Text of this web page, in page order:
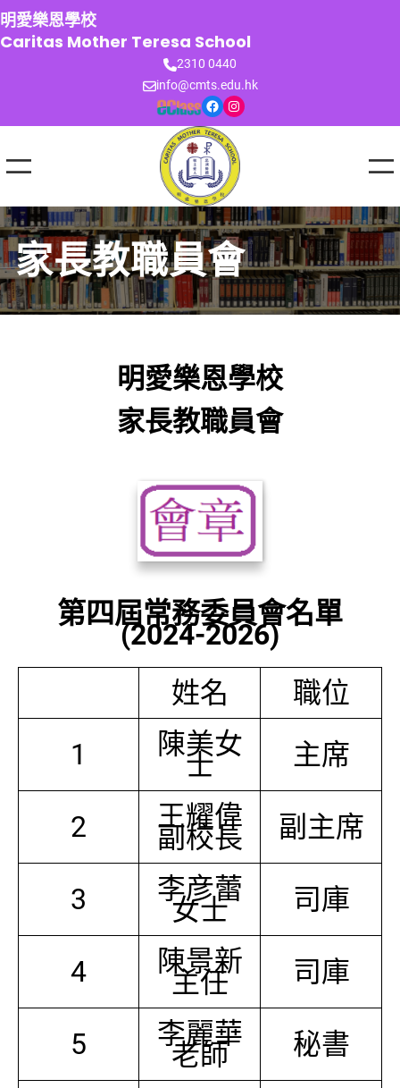
跳
至
主
明愛樂恩學校
Caritas Mother Teresa School
2310 0440
info@cmts.edu.hk
Facebook Instagram
家長教職員會
明愛樂恩學校
家長教職員會
第四屆常務委員會名單
(2024-2026)
姓名
職位
1
陳美女
士 主席
2 王耀偉
副校長 副主席
3 李彦蕾
女士 司庫
4 陳景新
主任 司庫
5 李麗華
老師 秘書